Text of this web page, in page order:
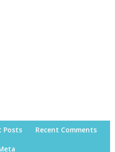
Posts Recent Comments